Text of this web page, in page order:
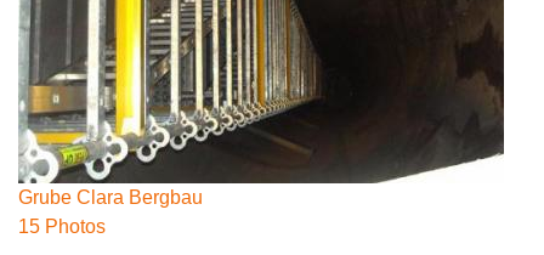
Grube Clara Bergbau
15 Photos